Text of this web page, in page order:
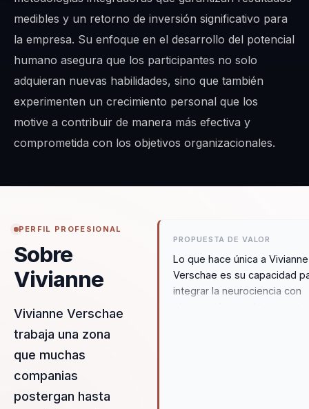
medibles y un retorno de inversión significativo para
la empresa. Su enfoque en el desarrollo del potencial
humano asegura que los participantes no solo
adquieran nuevas habilidades, sino que también
experimenten un crecimiento personal que los
motive a contribuir de manera más efectiva y
comprometida con los objetivos organizacionales.
PERFIL PROFESIONAL
Sobre
Vivianne
Vivianne Verschae
trabaja una zona
que muchas
companias
postergan hasta
PROPUESTA DE VALOR
Lo que hace única a Vivianne
Verschae es su capacidad
integrar la neurociencia con